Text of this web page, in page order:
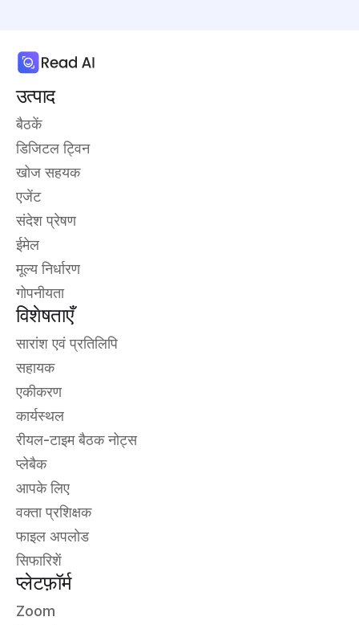
उत्पाद
बैठकें
डिजिटल ट्विन
खोज सहयक
एजेंट
संदेश प्रेषण
ईमेल
मूल्य निर्धारण
गोपनीयता
विशेषताएँ
सारांश एवं प्रतिलिपि
सहायक
एकीकरण
कार्यस्थल
रीयल-टाइम बैठक नोट्स
प्लेबैक
आपके लिए
वक्ता प्रशिक्षक
फाइल अपलोड
सिफारिशें
प्लेटफ़ॉर्म
Zoom